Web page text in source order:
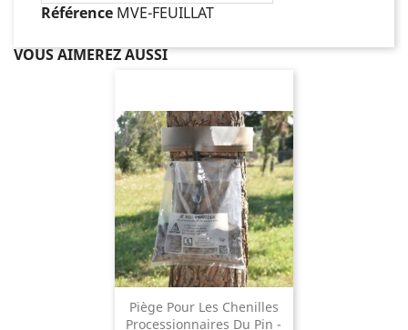
Référence MVE-FEUILLAT
VOUS AIMEREZ AUSSI
Piège Pour Les Chenilles
Processionnaires Du Pin -